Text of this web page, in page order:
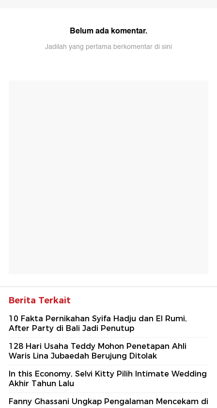
Belum ada komentar.
Jadilah yang pertama berkomentar di sini
Berita Terkait
10 Fakta Pernikahan Syifa Hadju dan El Rumi,
After Party di Bali Jadi Penutup
128 Hari Usaha Teddy Mohon Penetapan Ahli
Waris Lina Jubaedah Berujung Ditolak
In this Economy, Selvi Kitty Pilih Intimate Wedding
Akhir Tahun Lalu
Fanny Ghassani Ungkap Pengalaman Mencekam di